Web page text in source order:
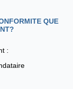
QUE
: